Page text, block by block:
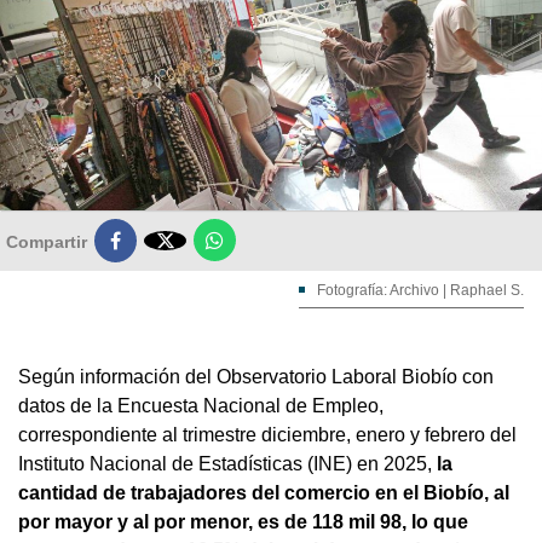
Compartir 
Fotografía: Archivo | Raphael S.
Según información del Observatorio Laboral Biobío con
datos de la Encuesta Nacional de Empleo,
correspondiente al trimestre diciembre, enero y febrero del
Instituto Nacional de Estadísticas (INE) en 2025, la
cantidad de trabajadores del comercio en el Biobío, al
por mayor y al por menor, es de 118 mil 98, lo que